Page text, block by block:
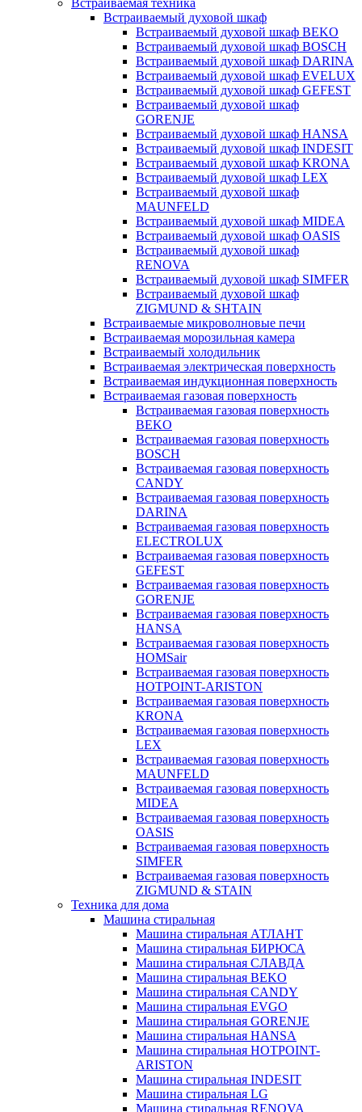
Встраиваемая техника
Встраиваемый духовой шкаф
Встраиваемый духовой шкаф BEKO
Встраиваемый духовой шкаф BOSCH
Встраиваемый духовой шкаф DARINA
Встраиваемый духовой шкаф EVELUX
Встраиваемый духовой шкаф GEFEST
Встраиваемый духовой шкаф
GORENJE
Встраиваемый духовой шкаф HANSA
Встраиваемый духовой шкаф INDESIT
Встраиваемый духовой шкаф KRONA
Встраиваемый духовой шкаф LEX
Встраиваемый духовой шкаф
MAUNFELD
Встраиваемый духовой шкаф MIDEA
Встраиваемый духовой шкаф OASIS
Встраиваемый духовой шкаф
RENOVA
Встраиваемый духовой шкаф SIMFER
Встраиваемый духовой шкаф
ZIGMUND & SHTAIN
Встраиваемые микроволновые печи
Встраиваемая морозильная камера
Встраиваемый холодильник
Встраиваемая электрическая поверхность
Встраиваемая индукционная поверхность
Встраиваемая газовая поверхность
Встраиваемая газовая поверхность
BEKO
Встраиваемая газовая поверхность
BOSCH
Встраиваемая газовая поверхность
CANDY
Встраиваемая газовая поверхность
DARINA
Встраиваемая газовая поверхность
ELECTROLUX
Встраиваемая газовая поверхность
GEFEST
Встраиваемая газовая поверхность
GORENJE
Встраиваемая газовая поверхность
HANSA
Встраиваемая газовая поверхность
HOMSair
Встраиваемая газовая поверхность
HOTPOINT-ARISTON
Встраиваемая газовая поверхность
KRONA
Встраиваемая газовая поверхность
LEX
Встраиваемая газовая поверхность
MAUNFELD
Встраиваемая газовая поверхность
MIDEA
Встраиваемая газовая поверхность
OASIS
Встраиваемая газовая поверхность
SIMFER
Встраиваемая газовая поверхность
ZIGMUND & STAIN
Техника для дома
Машина стиральная
Машина стиральная АТЛАНТ
Машина стиральная БИРЮСА
Машина стиральная СЛАВДА
Машина стиральная BEKO
Машина стиральная CANDY
Машина стиральная EVGO
Машина стиральная GORENJE
Машина стиральная HANSA
Машина стиральная HOTPOINT-
ARISTON
Машина стиральная INDESIT
Машина стиральная LG
Машина стиральная RENOVA